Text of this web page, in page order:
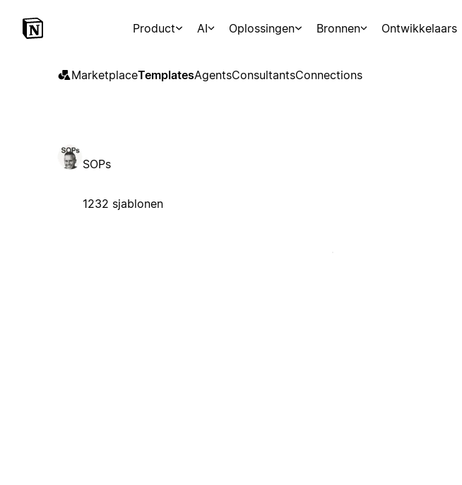
Product AI Oplossingen Bronnen Ontwikkelaars
MarketplaceTemplatesAgentsConsultantsConnections
SOPs
1232 sjablonen